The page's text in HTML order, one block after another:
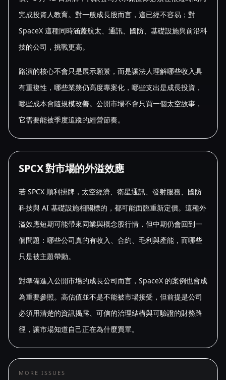
完成投資人教育。對一般成長股而言，這已經不容易；對
SpaceX 這種同時涵蓋航太、通訊、國防、基礎設施與前沿科
技的公司，挑戰更高。
路演的核心不會只是展示願景，而是讓法人理解哪些收入具
有重複性，哪些業務仍高度專案化，哪些支出是成長投資，
哪些成本會隨規模改善。公開市場不會只買一個太空故事，
它需要能被季度追蹤的經營節奏。
SPCX 對市場的外溢效應
若 SPCX 順利掛牌，太空經濟、衛星通訊、發射服務、國防
科技與 AI 基礎設施相關標的，都可能面臨重新定價。這種外
溢效應短期可能帶來同業與概念股行情，但中期仍會回到一
個問題：哪些公司真的有收入、合約、毛利與產能，而哪些
只是被主題帶動。
對準備進入公開市場的成長公司而言，SpaceX 的案例也會成
為重要參照。高估值並不是不能被市場接受，但前提是公司
必須用清楚的資訊揭露、可信的治理結構與可驗證的財務路
徑，讓市場知道自己正在為什麼買單。
MORE ISSUES